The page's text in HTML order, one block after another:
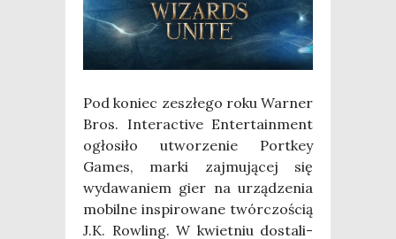
Pod koniec zeszłe­go roku War­ner
Bros. Inte­rac­ti­ve Enter­ta­in­ment
ogło­si­ło utwo­rze­nie Por­t­key
Games, mar­ki zaj­mu­ją­cej się
wyda­wa­niem gier na urzą­dze­nia
mobil­ne inspi­ro­wa­ne twór­czo­ścią
J.K. Row­ling. W kwiet­niu dosta­li­